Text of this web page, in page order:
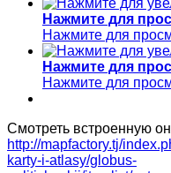
Нажмите для
Нажмите для
Нажмите для
Нажмите для
Смотреть встроенную
http://mapfactory.tj/
karty-i-atlasy/globus-